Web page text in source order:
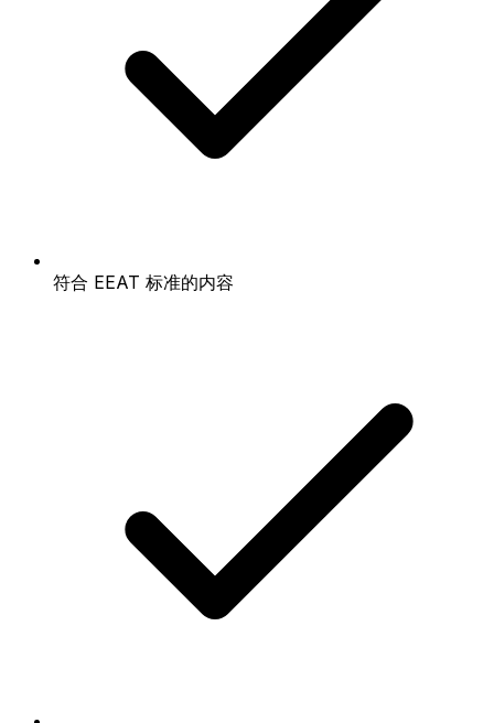
符合 EEAT 标准的内容